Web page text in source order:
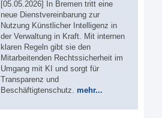
[05.05.2026] In Bremen tritt eine
neue Dienstvereinbarung zur
Nutzung Künstlicher Intelligenz in
der Verwaltung in Kraft. Mit internen
klaren Regeln gibt sie den
Mitarbeitenden Rechtssicherheit im
Umgang mit KI und sorgt für
Transparenz und
Beschäftigtenschutz. mehr...